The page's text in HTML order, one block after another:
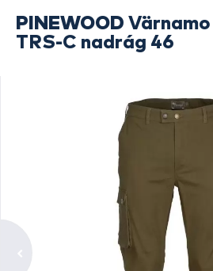
PINEWOOD
TRS-C nadrág 46